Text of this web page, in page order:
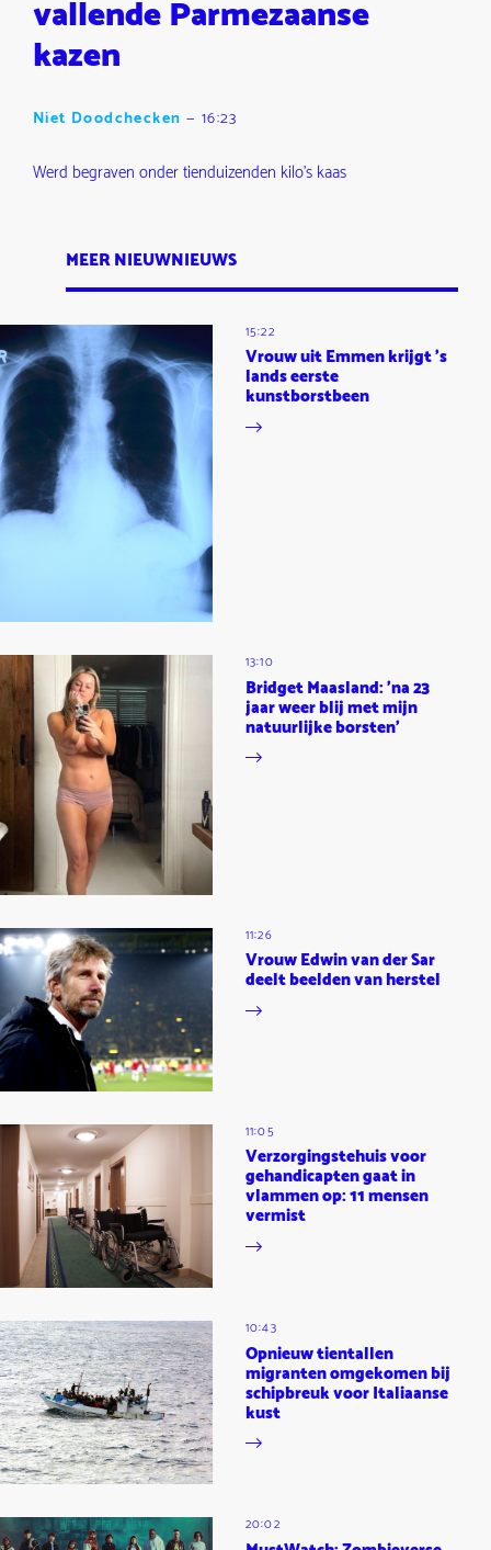
vallende Parmezaanse
kazen
Niet Doodchecken — 16:23
Werd begraven onder tienduizenden kilo's kaas
MEER NIEUWNIEUWS
15:22
Vrouw uit Emmen krijgt 's
lands eerste
kunstborstbeen
13:10
Bridget Maasland: 'na 23
jaar weer blij met mijn
natuurlijke borsten'
11:26
Vrouw Edwin van der Sar
deelt beelden van herstel
11:05
Verzorgingstehuis voor
gehandicapten gaat in
vlammen op: 11 mensen
vermist
10:43
Opnieuw tientallen
migranten omgekomen bij
schipbreuk voor Italiaanse
kust
20:02